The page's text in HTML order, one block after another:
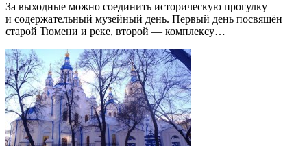
За выходные можно соединить историческую прогулку
и содержательный музейный день. Первый день посвящён
старой Тюмени и реке, второй — комплексу…